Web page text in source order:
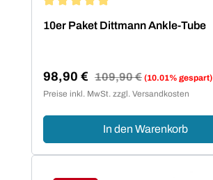
10er Paket Dittmann Ankle-Tube
Verkaufspreis:
98,90 € Regulärer Preis:
109,90 € (10.01% gespart)
Preise inkl. MwSt. zzgl. Versandkosten
In den Warenkorb